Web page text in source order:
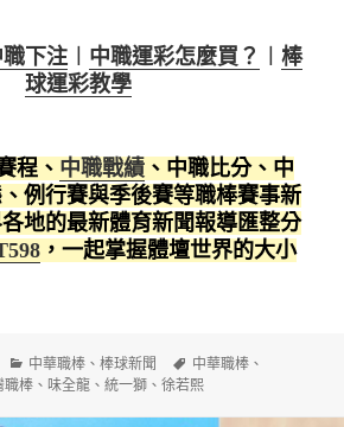
職下注 中職運彩怎麼買？
棒
球運彩教學
程、 中職戰績 、中職比分、中
例行賽與季後賽等職棒賽事新
地的最新體育新聞報導匯整分
，一起掌握體壇世界的大小
分
類
中華職棒 、棒球新聞
標
籤
中華職棒 、
職棒 、 味全龍 、統一獅 、徐若熙